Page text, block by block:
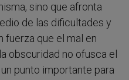
sino que afronta
de las dificultades y
fuerza que el mal en
obscuridad no ofusca el
punto importante para